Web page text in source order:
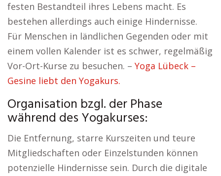
festen Bestandteil ihres Lebens macht. Es
bestehen allerdings auch einige Hindernisse.
Für Menschen in ländlichen Gegenden oder mit
einem vollen Kalender ist es schwer, regelmäßig
Vor-Ort-Kurse zu besuchen. – Yoga Lübeck –
Gesine liebt den Yogakurs.
Organisation bzgl. der Phase
während des Yogakurses:
Die Entfernung, starre Kurszeiten und teure
Mitgliedschaften oder Einzelstunden können
potenzielle Hindernisse sein. Durch die digitale